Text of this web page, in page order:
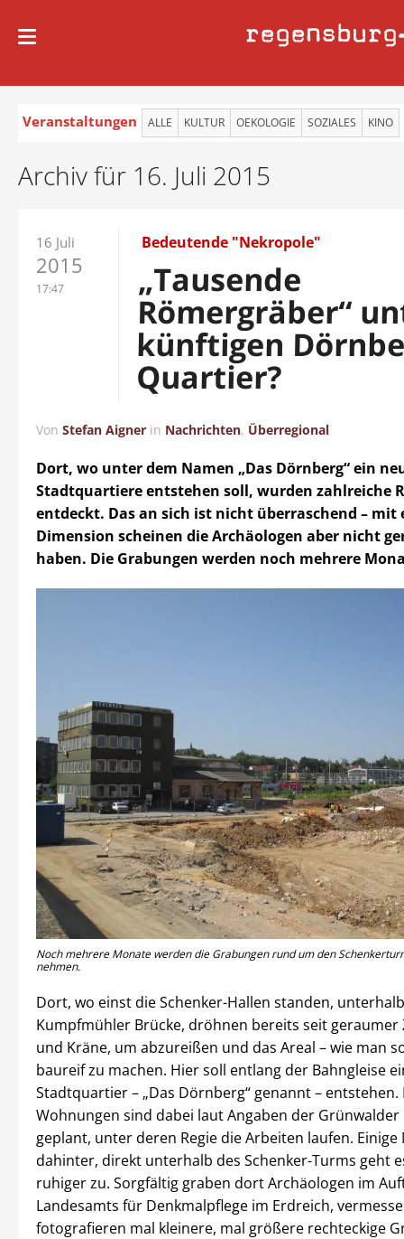
regensburg
Veranstaltungen ALLE KULTUR OEKOLOGIE SOZIALES KINO
Archiv für 16. Juli 2015
16 Juli
2015
17:47
Bedeutende "Nekropole"
„Tausende
Römergräber“
künftigen
Quartier?
Von Stefan Aigner in Nachrichten, Überregional
Dort, wo unter dem Namen „Das Dörnberg“ ein
Stadtquartiere entstehen soll, wurden zahlreiche
entdeckt. Das an sich ist nicht überraschend – mit
Dimension scheinen die Archäologen aber nicht
haben. Die Grabungen werden noch mehrere
Noch mehrere Monate werden die Grabungen rund um den
nehmen.
Dort, wo einst die Schenker-Hallen standen,
Kumpfmühler Brücke, dröhnen bereits seit geraumer
und Kräne, um abzureißen und das Areal – wie man
baureif zu machen. Hier soll entlang der Bahngleise
Stadtquartier – „Das Dörnberg“ genannt – entstehen.
Wohnungen sind dabei laut Angaben der
geplant, unter deren Regie die Arbeiten laufen. Einige
dahinter, direkt unterhalb des Schenker-Turms geht
ruhiger zu. Sorgfältig graben dort Archäologen im
Landesamts für Denkmalpflege im Erdreich,
fotografieren mal kleinere, mal größere rechteckige